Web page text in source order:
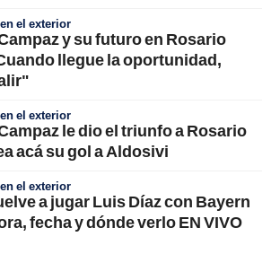
el exterior
y su futuro en Rosario
llegue la oportunidad,
el exterior
le dio el triunfo a Rosario
acá su gol a Aldosivi
el exterior
a jugar Luis Díaz con Bayern
fecha y dónde verlo EN VIVO